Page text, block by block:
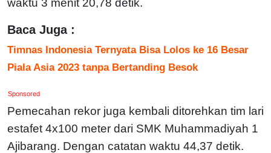
waktu 3 menit 20,78 detik.
Baca Juga :
Timnas Indonesia Ternyata Bisa Lolos ke 16 Besar
Piala Asia 2023 tanpa Bertanding Besok
Sponsored
Pemecahan rekor juga kembali ditorehkan tim lari
estafet 4x100 meter dari SMK Muhammadiyah 1
Ajibarang. Dengan catatan waktu 44,37 detik.